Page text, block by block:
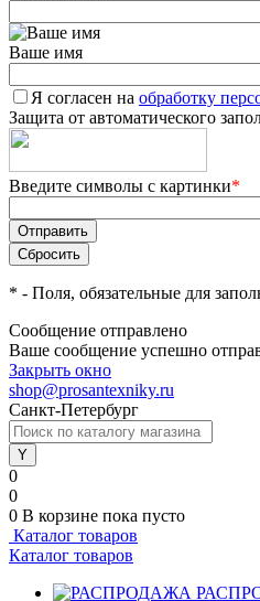
Ваше имя
Я согласен на обработку
Защита от автоматического
Введите символы с картинки*
* - Поля, обязательные для
Сообщение отправлено
Ваше сообщение успешно
Закрыть окно
shop@prosantexniky.ru
Санкт-Петербург
0
0
0 В корзине пока пусто
Каталог товаров
Каталог товаров